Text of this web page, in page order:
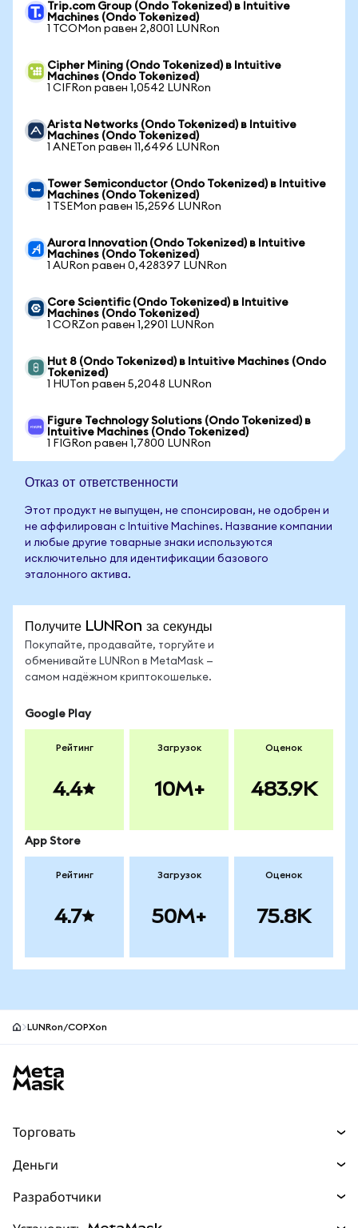
Trip.com Group (Ondo Tokenized) в Intuitive
Machines (Ondo Tokenized)
1 TCOMon равен 2,8001 LUNRon
Cipher Mining (Ondo Tokenized) в Intuitive
Machines (Ondo Tokenized)
1 CIFRon равен 1,0542 LUNRon
Arista Networks (Ondo Tokenized) в Intuitive
Machines (Ondo Tokenized)
1 ANETon равен 11,6496 LUNRon
Tower Semiconductor (Ondo Tokenized) в Intuitive
Machines (Ondo Tokenized)
1 TSEMon равен 15,2596 LUNRon
Aurora Innovation (Ondo Tokenized) в Intuitive
Machines (Ondo Tokenized)
1 AURon равен 0,428397 LUNRon
Core Scientific (Ondo Tokenized) в Intuitive
Machines (Ondo Tokenized)
1 CORZon равен 1,2901 LUNRon
Hut 8 (Ondo Tokenized) в Intuitive Machines (Ondo
Tokenized)
1 HUTon равен 5,2048 LUNRon
Figure Technology Solutions (Ondo Tokenized) в
Intuitive Machines (Ondo Tokenized)
1 FIGRon равен 1,7800 LUNRon
Отказ от ответственности
Этот продукт не выпущен, не спонсирован, не одобрен и
не аффилирован с Intuitive Machines. Название компании
и любые другие товарные знаки используются
исключительно для идентификации базового
эталонного актива.
Получите LUNRon за секунды
Покупайте, продавайте, торгуйте и
обменивайте LUNRon в MetaMask —
самом надёжном криптокошельке.
Google Play
Рейтинг
4.4
Загрузок
10M+
Оценок
483.9K
App Store
Рейтинг
4.7
Загрузок
50M+
Оценок
75.8K
LUNRon/COPXon
Торговать
Прогнозы
Деньги
Разработчики